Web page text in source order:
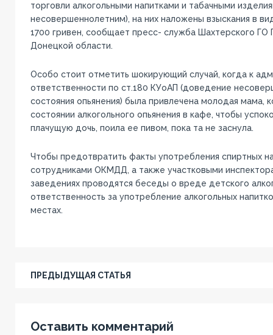
торговли алкогольными напитками и табачными
несовершеннолетним), на них наложены взыскания в
1700 гривен, сообщает пресс- служба Шахтерского
Донецкой области.
Особо стоит отметить шокирующий случай, когда к
ответственности по ст.180 КУоАП (доведение
состояния опьянения) была привлечена молодая мама,
состоянии алкогольного опьянения в кафе, чтобы
плачущую дочь, поила ее пивом, пока та не заснула.
Чтобы предотвратить факты употребления спиртных
сотрудниками ОКМДД, а также участковыми
заведениях проводятся беседы о вреде детского
ответственность за употребление алкогольных
местах.
ПРЕДЫДУЩАЯ СТАТЬЯ
Оставить комментарий